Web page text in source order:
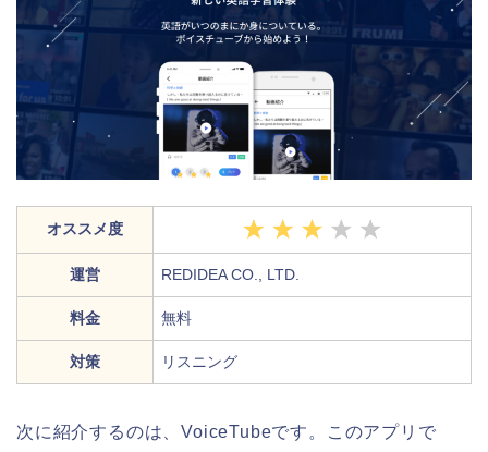
オススメ度
運営 REDIDEA CO., LTD.
料金 無料
対策 リスニング
次に紹介するのは、VoiceTubeです。このアプリで